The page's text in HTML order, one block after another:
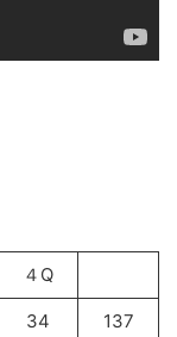
４Q
34 137